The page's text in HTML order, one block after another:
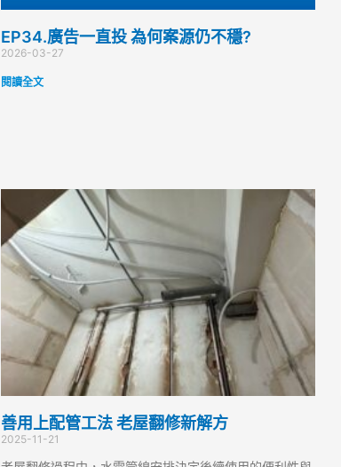
EP34.廣告一直投 為何案源仍不穩?
2026-03-27
閱讀全文
善用上配管工法 老屋翻修新解方
2025-11-21